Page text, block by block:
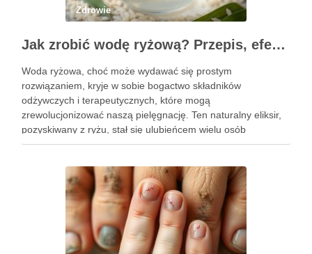
Zdrowie
Jak zrobić wodę ryżową? Przepis, efekty i zastosowanie w pielęgnacji
Woda ryżowa, choć może wydawać się prostym
rozwiązaniem, kryje w sobie bogactwo składników
odżywczych i terapeutycznych, które mogą
zrewolucjonizować naszą pielęgnację. Ten naturalny eliksir,
pozyskiwany z ryżu, stał się ulubieńcem wielu osób
dbających o zdrowie włosów oraz kondycję skóry. Dzięki
dostępna dla …